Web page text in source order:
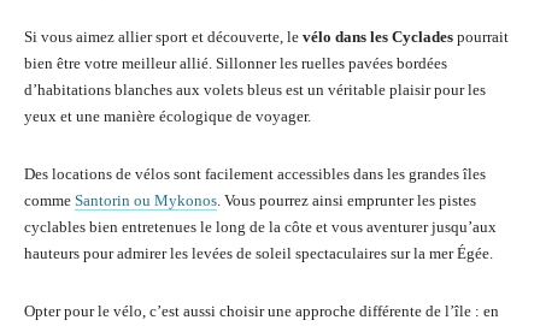
Si vous aimez allier sport et découverte, le vélo dans les Cyclades pourrait
bien être votre meilleur allié. Sillonner les ruelles pavées bordées
d’habitations blanches aux volets bleus est un véritable plaisir pour les
yeux et une manière écologique de voyager.
Des locations de vélos sont facilement accessibles dans les grandes îles
comme Santorin ou Mykonos. Vous pourrez ainsi emprunter les pistes
cyclables bien entretenues le long de la côte et vous aventurer jusqu’aux
hauteurs pour admirer les levées de soleil spectaculaires sur la mer Égée.
Opter pour le vélo, c’est aussi choisir une approche différente de l’île : en